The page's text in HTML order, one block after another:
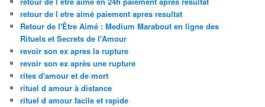
retour de l etre aimé paiement apres resultat
Retour de l'Être Aimé : Medium Marabout en ligne des
Rituels et Secrets de l'Amour
revoir son ex apres la rupture
revoir son ex après une rupture
rites d'amour et de mort
rituel d amour à distance
rituel d amour facile et rapide